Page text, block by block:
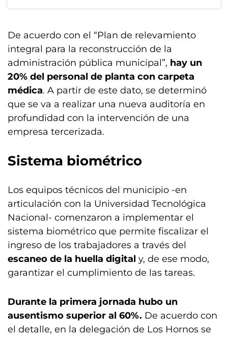
De acuerdo con el “Plan de relevamiento
integral para la reconstrucción de la
administración pública municipal”, hay un
20% del personal de planta con carpeta
médica. A partir de este dato, se determinó
que se va a realizar una nueva auditoría en
profundidad con la intervención de una
empresa tercerizada.
Sistema biométrico
Los equipos técnicos del municipio -en
articulación con la Universidad Tecnológica
Nacional- comenzaron a implementar el
sistema biométrico que permite fiscalizar el
ingreso de los trabajadores a través del
escaneo de la huella digital y, de ese modo,
garantizar el cumplimiento de las tareas.
Durante la primera jornada hubo un
ausentismo superior al 60%. De acuerdo con
el detalle, en la delegación de Los Hornos se